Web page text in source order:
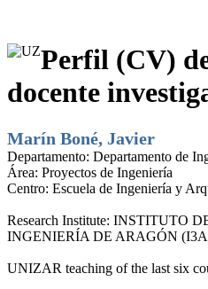
Perfil (CV)
docente
Marín Boné, Javier
Departamento: Departamento de
Área: Proyectos de Ingeniería
Centro: Escuela de Ingeniería y
Research Institute: INSTITUTO
INGENIERÍA DE ARAGÓN
UNIZAR teaching of the last six